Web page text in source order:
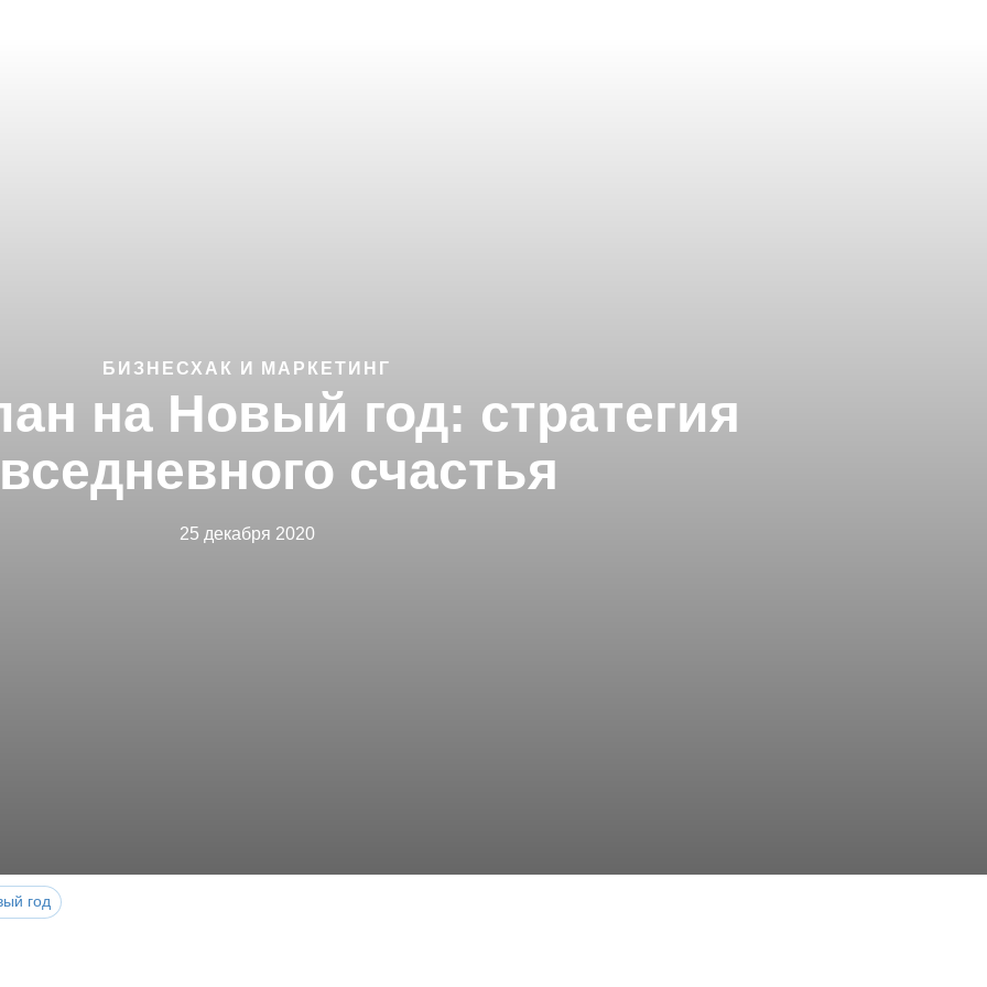
БИЗНЕСХАК И МАРКЕТИНГ
на Новый год: стратегия
счастья
25 декабря 2020
год